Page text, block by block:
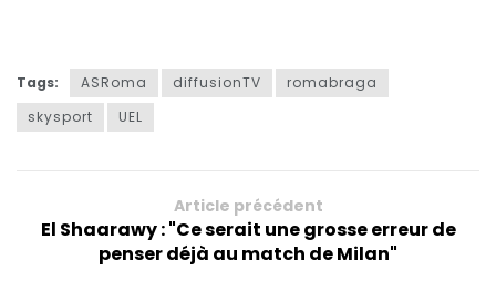
Tags: ASRoma diffusionTV
romabraga
skysport
UEL
Article précédent
El Shaarawy : "Ce serait une grosse erreur de
penser déjà au match de Milan"